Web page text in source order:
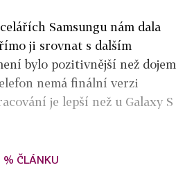
Samsungu nám dala
ji srovnat s dalším
bylo pozitivnější než dojem
nemá finální verzi
je lepší než u Galaxy S
% ČLÁNKU